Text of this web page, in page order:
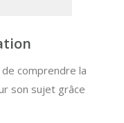
comprendre la
son sujet grâce